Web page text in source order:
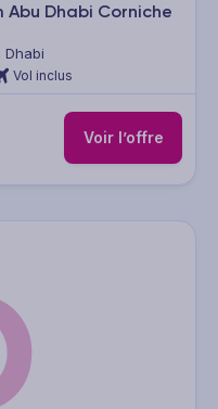
Dhabi Corniche
Dhabi
Vol inclus
Voir l’offre